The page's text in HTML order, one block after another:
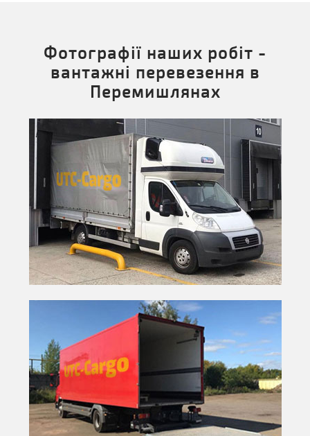
Фотографії наших робіт -
вантажні перевезення в
Перемишлянах